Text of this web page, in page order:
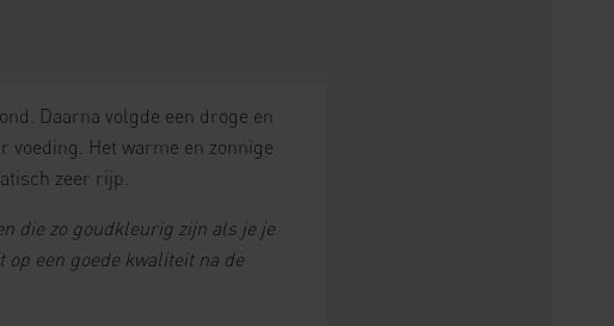
Daarna volgde een droge en
voeding. Het warme en zonnige
zeer rijp.
die zo goudkleurig zijn als je je
een goede kwaliteit na de